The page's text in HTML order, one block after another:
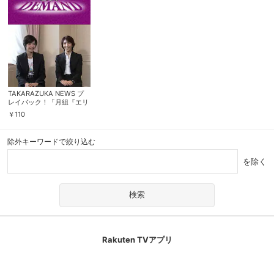
TAKARAZUKA NEWS プ
レイバック！「月組『エリ
ザベート』制作発表会」～
2004年10月より～
￥110
除外キーワードで絞り込む
を除く
Rakuten TVアプリ